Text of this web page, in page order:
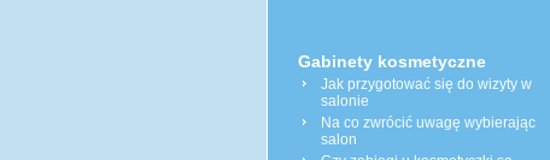
Gabinety kosmetyczne
Jak przygotować się do wizyty w
salonie
Na co zwrócić uwagę wybierając
salon